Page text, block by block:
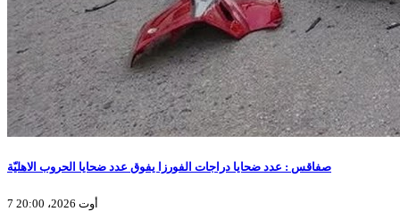
صفاقس : عدد ضحايا دراجات الفورزا يفوق عدد ضحايا الحروب الاهليّة
7 أوت 2026، 20:00